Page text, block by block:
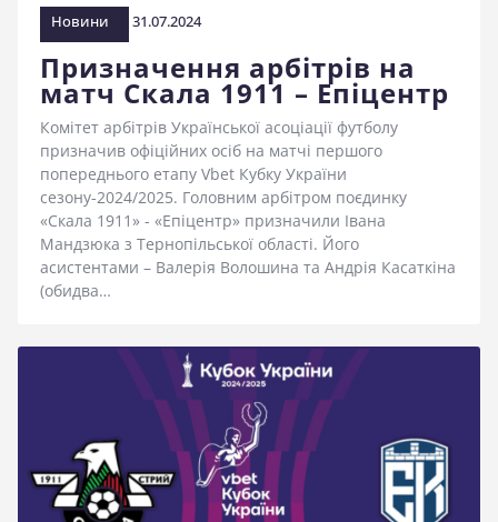
Новини 31.07.2024
Призначення арбітрів на
матч Скала 1911 – Епіцентр
Комітет арбітрів Української асоціації футболу
призначив офіційних осіб на матчі першого
попереднього етапу Vbet Кубку України
сезону-2024/2025. Головним арбітром поєдинку
«Скала 1911» - «Епіцентр» призначили Івана
Мандзюка з Тернопільської області. Його
асистентами – Валерія Волошина та Андрія Касаткіна
(обидва…